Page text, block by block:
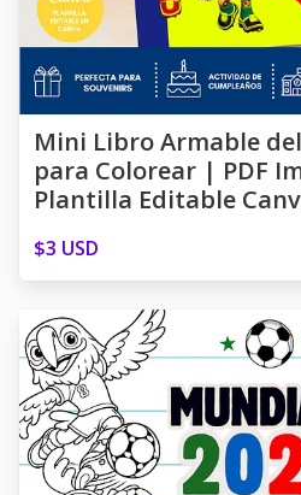
Mini Libro Armable
para Colorear | PDF
Plantilla Editable
$3 USD